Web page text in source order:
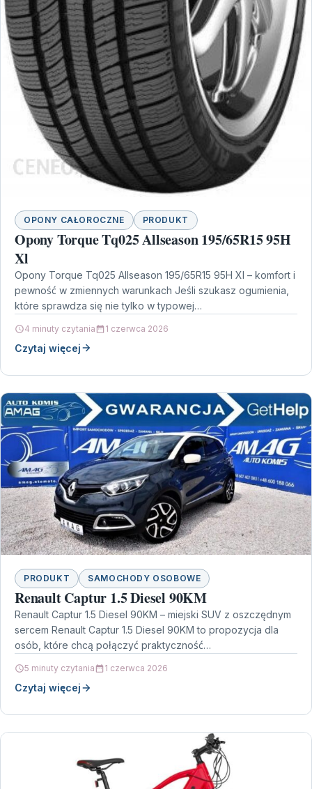
OPONY CAŁOROCZNE PRODUKT
Opony Torque Tq025 Allseason 195/65R15 95H
Xl
Opony Torque Tq025 Allseason 195/65R15 95H Xl – komfort i
pewność w zmiennych warunkach Jeśli szukasz ogumienia,
które sprawdza się nie tylko w typowej…
4 minuty czytania 1 czerwca 2026
Czytaj więcej
PRODUKT SAMOCHODY OSOBOWE
Renault Captur 1.5 Diesel 90KM
Renault Captur 1.5 Diesel 90KM – miejski SUV z oszczędnym
sercem Renault Captur 1.5 Diesel 90KM to propozycja dla
osób, które chcą połączyć praktyczność…
5 minuty czytania 1 czerwca 2026
Czytaj więcej